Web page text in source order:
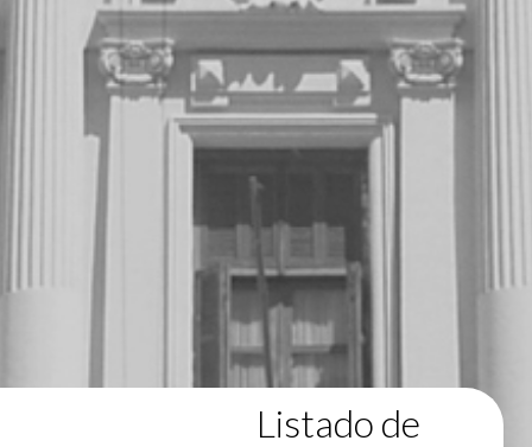
Listado de